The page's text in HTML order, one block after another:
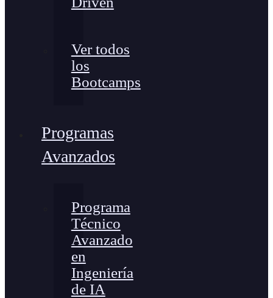
Ver todos
los
Bootcamps
Programas
Avanzados
Programa
Técnico
Avanzado
en
Ingeniería
de IA